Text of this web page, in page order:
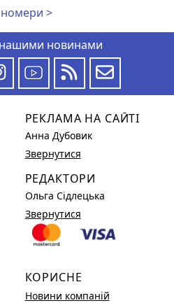
номери >
нашими новинами
РЕКЛАМА НА САЙТІ
Анна Дубовик
Звернутися
РЕДАКТОРИ
Ольга Сідлецька
Звернутися
КОРИСНЕ
Новини компаній